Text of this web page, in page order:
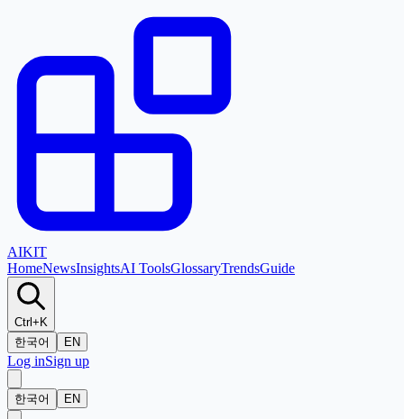
AIKIT
HomeNewsInsightsAI ToolsGlossaryTrendsGuide
Ctrl+K
한국어
EN
Log inSign up
한국어 EN